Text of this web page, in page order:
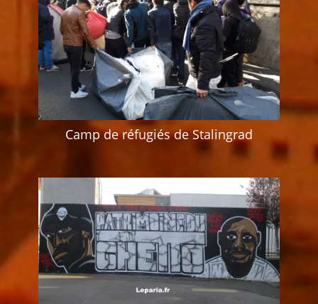
Camp de réfugiés de Stalingrad